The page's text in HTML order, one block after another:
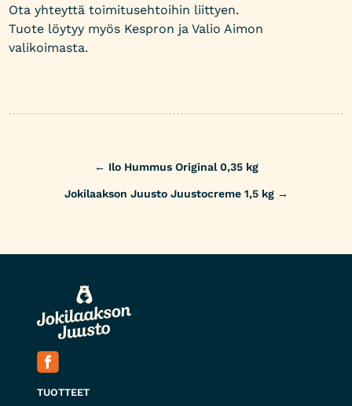
Ota yhteyttä toimitusehtoihin liittyen.
Tuote löytyy myös Kespron ja Valio Aimon
valikoimasta.
← Ilo Hummus Original 0,35 kg
Jokilaakson Juusto Juustocreme 1,5 kg →
TUOTTEET